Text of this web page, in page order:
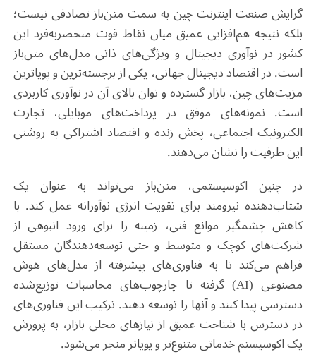
گرایش صنعت اینترنت چین به سمت متن‌باز تصادفی نیست؛
بلکه نتیجه هم‌افزایی عمیق میان نقاط قوت منحصربه‌فرد این
کشور در نوآوری دیجیتال و ویژگی‌های ذاتی مدل‌های متن‌باز
است. در اقتصاد دیجیتال جهانی، یکی از برجسته‌ترین و پویاترین
مزیت‌های چین، بازار گسترده و توان بالای آن در نوآوری کاربردی
است. نمونه‌های موفق در پرداخت‌های موبایلی، تجارت
الکترونیک اجتماعی، پخش زنده و اقتصاد اشتراکی به روشنی
این ظرفیت را نشان می‌دهند.
در چنین اکوسیستمی، متن‌باز می‌تواند به عنوان یک
شتاب‌دهنده نیرومند برای تقویت انرژی نوآورانه عمل کند. با
کاهش چشمگیر موانع فنی، زمینه را برای ورود انبوهی از
شرکت‌های کوچک و متوسط و حتی توسعه‌دهندگان مستقل
فراهم می‌کند تا به فناوری‌های پیشرفته از مدل‌های هوش
مصنوعی (AI) گرفته تا چارچوب‌های محاسبات توزیع‌شده
دسترسی پیدا کنند و آنها را توسعه دهند. ترکیب این فناوری‌های
در دسترس با شناخت عمیق از نیازهای محلی بازار، به پرورش
یک اکوسیستم خدماتی متنوع‌تر و پویاتر منجر می‌شود.